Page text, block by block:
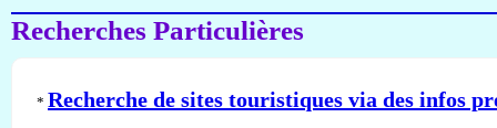
Recherches Particulières
* Recherche de sites touristiques via des infos